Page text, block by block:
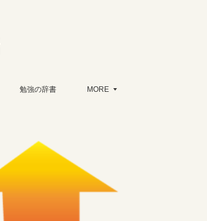
勉強の辞書 MORE